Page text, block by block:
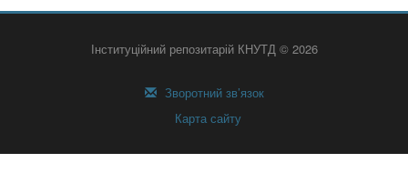
Інституційний репозитарій КНУТД © 2026
Зворотний зв’язок
Карта сайту